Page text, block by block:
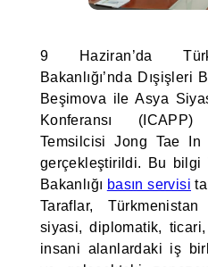
9 Haziran’da
Bakanlığı’nda Dışişleri
Beşimova ile Asya
Konferansı
Temsilcisi Jong Tae In
gerçekleştirildi. Bu bilgi
Bakanlığı basın servisi
Taraflar,
siyasi, diplomatik,
insani alanlardaki iş